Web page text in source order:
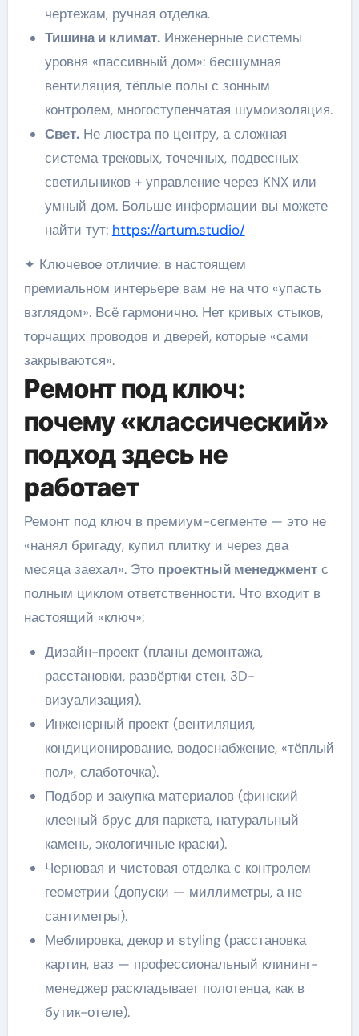
чертежам, ручная отделка.
Тишина и климат.Инженерные системы
уровня «пассивный дом»: бесшумная
вентиляция, тёплые полы с зонным
контролем, многоступенчатая шумоизоляция.
Свет.Не люстра по центру, а сложная
система трековых, точечных, подвесных
светильников + управление через KNX или
умный дом. Больше информации вы можете
найти тут: https://artum.studio/
✦ Ключевое отличие: в настоящем
премиальном интерьере вам не на что «упасть
взглядом». Всё гармонично. Нет кривых стыков,
торчащих проводов и дверей, которые «сами
закрываются».
Ремонт под ключ:
почему «классический»
подход здесь не
работает
Ремонт под ключ в премиум-сегменте — это не
«нанял бригаду, купил плитку и через два
месяца заехал». Это проектный менеджментс
полным циклом ответственности. Что входит в
настоящий «ключ»:
Дизайн-проект (планы демонтажа,
расстановки, развёртки стен, 3D-
визуализация).
Инженерный проект (вентиляция,
кондиционирование, водоснабжение, «тёплый
пол», слаботочка).
Подбор и закупка материалов (финский
клееный брус для паркета, натуральный
камень, экологичные краски).
Черновая и чистовая отделка с контролем
геометрии (допуски — миллиметры, а не
сантиметры).
Меблировка, декор и styling (расстановка
картин, ваз — профессиональный клининг-
менеджер раскладывает полотенца, как в
бутик-отеле).